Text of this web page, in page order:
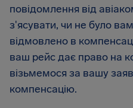
повідомлення від
з'ясувати, чи не було
відмовлено в
ваш рейс дає право на
візьмемося за вашу
компенсацію.